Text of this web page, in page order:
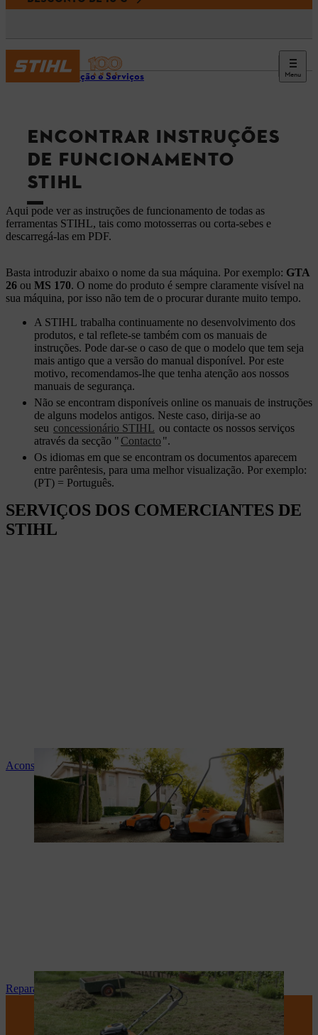
Menu
Informação e Serviços
ENCONTRAR INSTRUÇÕES
DE FUNCIONAMENTO
STIHL
Aqui pode ver as instruções de funcionamento de todas as
ferramentas STIHL, tais como motosserras ou corta-sebes e
descarregá-las em PDF.
Basta introduzir abaixo o nome da sua máquina. Por exemplo: GTA
26 ou MS 170. O nome do produto é sempre claramente visível na
sua máquina, por isso não tem de o procurar durante muito tempo.
A STIHL trabalha continuamente no desenvolvimento dos
produtos, e tal reflete-se também com os manuais de
instruções. Pode dar-se o caso de que o modelo que tem seja
mais antigo que a versão do manual disponível. Por este
motivo, recomendamos-lhe que tenha atenção aos nossos
manuais de segurança.
Não se encontram disponíveis online os manuais de instruções
de alguns modelos antigos. Neste caso, dirija-se ao
seu concessionário STIHL ou contacte os nossos serviços
através da secção " Contacto ".
Os idiomas em que se encontram os documentos aparecem
entre parêntesis, para uma melhor visualização. Por exemplo:
(PT) = Português.
SERVIÇOS DOS COMERCIANTES DE
STIHL
Aconselhamento e instruções sobre os produtos
Reparação e manutenção